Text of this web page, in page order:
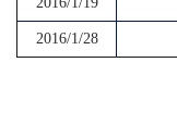
2016/1/28